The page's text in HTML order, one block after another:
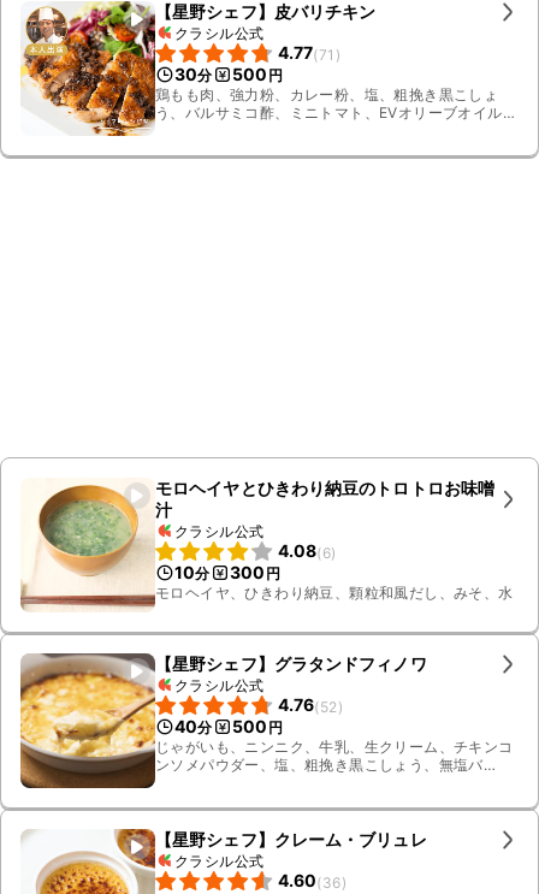
【星野シェフ】皮バリチキン
クラシル公式
4.77(71 )
30分 500 円
鶏もも肉、強力粉、カレー粉、塩、粗挽き黒こしょ
う、バルサミコ酢、ミニトマト、EVオリーブオイル、
モロヘイヤとひきわり納豆のトロトロお味噌
汁
クラシル公式
4.08(6)
10分 300 円
モロヘイヤ、ひきわり納豆、顆粒和風だし、みそ、水
【星野シェフ】グラタンドフィノワ
クラシル公式
4.76(52 )
40分 500 円
じゃがいも、ニンニク、牛乳、生クリーム、チキンコ
ンソメパウダー、塩、粗挽き黒こしょう、無塩バ
【星野シェフ】クレーム・ブリュレ
クラシル公式
4.60(36)